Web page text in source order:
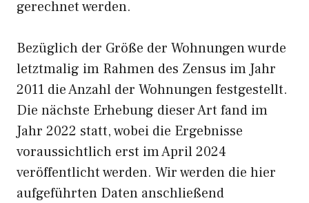
gerechnet werden.
Bezüglich der Größe der Wohnungen wurde
letztmalig im Rahmen des Zensus im Jahr
2011 die Anzahl der Wohnungen festgestellt.
Die nächste Erhebung dieser Art fand im
Jahr 2022 statt, wobei die Ergebnisse
voraussichtlich erst im April 2024
veröffentlicht werden. Wir werden die hier
aufgeführten Daten anschließend